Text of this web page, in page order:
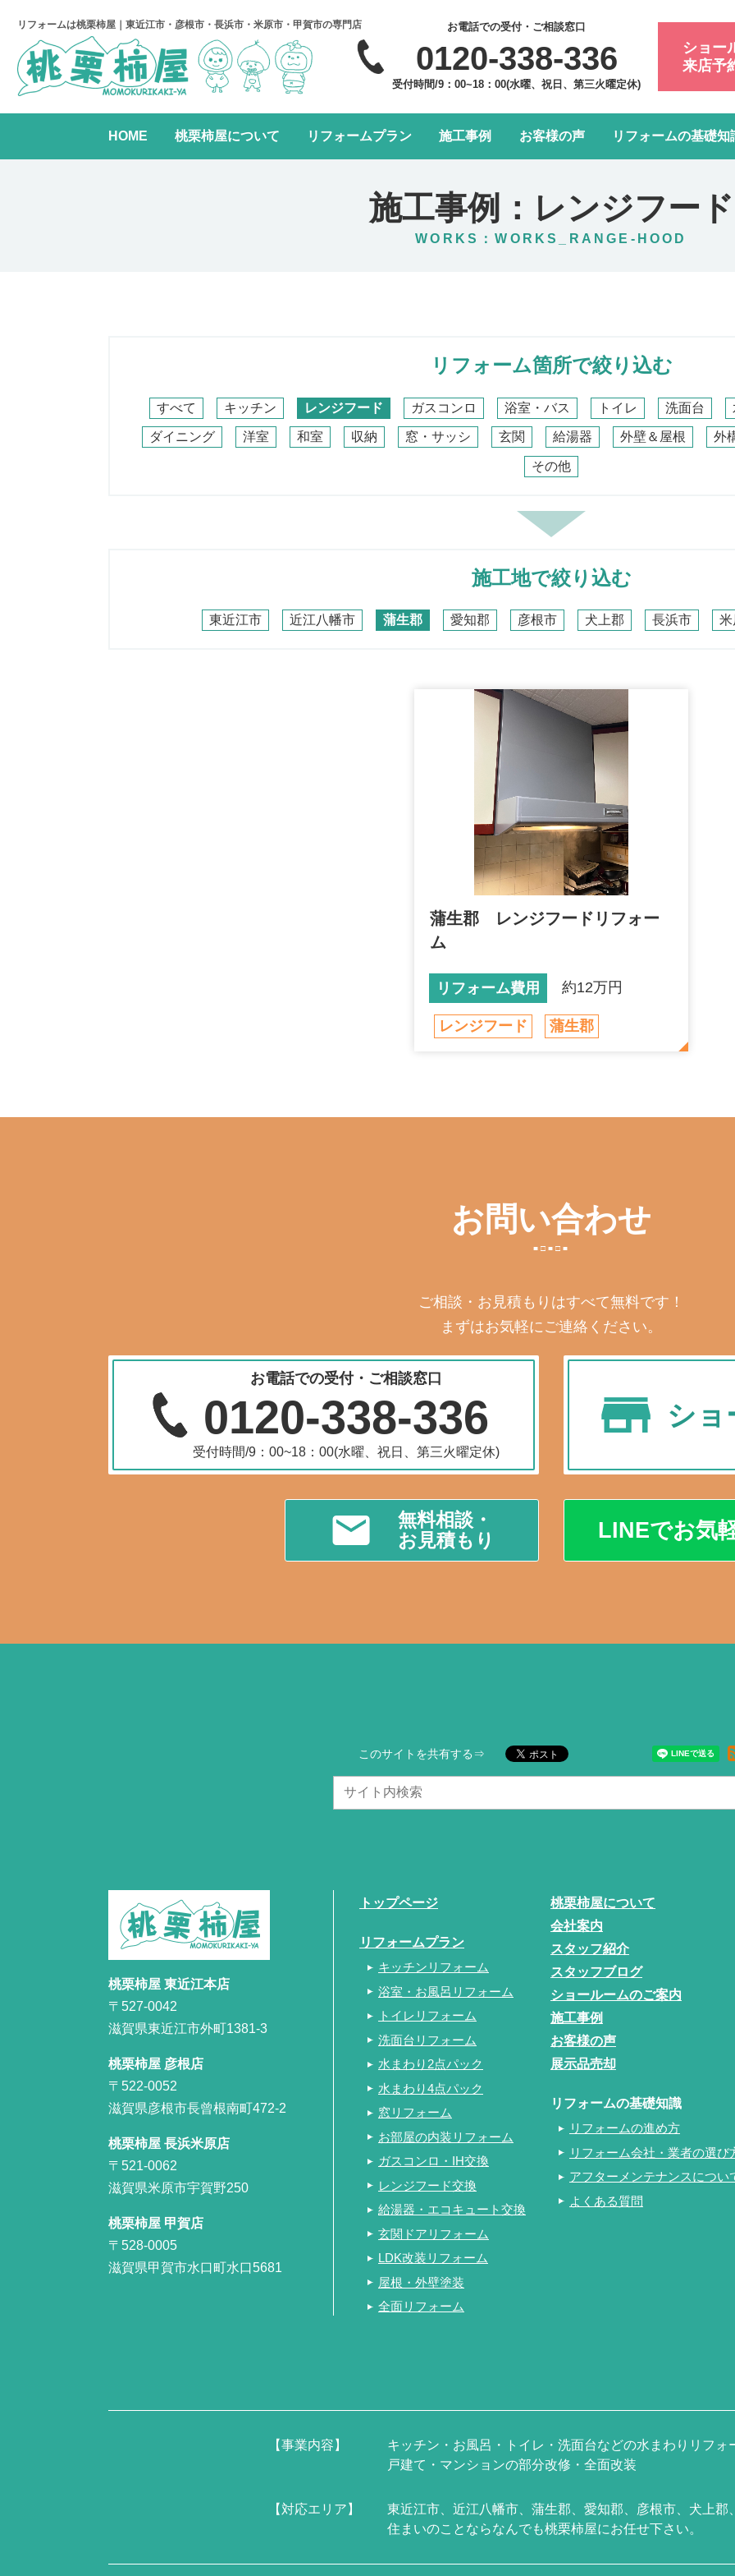
リフォームは桃栗柿屋｜東近江市・彦根市・長浜市・米原市・甲賀市の専門店 お電話での受付・ご相談窓口
0120-338-336
受付時間/9：00~18：00(水曜、祝日、第三火曜定休)
ショー
来店予
HOME 桃栗柿屋について リフォームプラン
水まわり4点パック LDK改装リフォーム
施工事例 お客様の声 リフォームの基礎知
施工事例：レンジフード
WORKS：WORKS_RANGE-HOOD
リフォーム箇所で絞り込む
すべて キッチン レンジフード ガスコンロ 浴室・バス トイレ 洗面台
ダイニング 洋室 和室 収納 窓・サッシ 玄関 給湯器 外壁＆屋根 外
その他
施工地で絞り込む
東近江市 近江八幡市 蒲生郡 愛知郡 彦根市 犬上郡 長浜市 米
蒲生郡 レンジフードリフォー
ム
リフォーム費用 約12万円
レンジフード 蒲生郡
お問い合わせ
ご相談・お見積もりはすべて無料です！
まずはお気軽にご連絡ください。
お電話での受付・ご相談窓口
0120-338-336
受付時間/9：00~18：00(水曜、祝日、第三火曜定休)
ショ
無料相談・
お見積もり
LINEでお気
このサイトを共有する
桃栗柿屋 東近江本店
〒527-0042
滋賀県東近江市外町1381-3
桃栗柿屋 彦根店
〒522-0052
滋賀県彦根市長曾根南町472-2
桃栗柿屋 長浜米原店
〒521-0062
滋賀県米原市宇賀野250
桃栗柿屋 甲賀店
〒528-0005
滋賀県甲賀市水口町水口5681
トップページ
リフォームプラン
キッチンリフォーム
浴室・お風呂リフォーム
トイレリフォーム
洗面台リフォーム
水まわり2点パック
水まわり4点パック
窓リフォーム
お部屋の内装リフォーム
ガスコンロ・IH交換
レンジフード交換
給湯器・エコキュート交換
玄関ドアリフォーム
LDK改装リフォーム
屋根・外壁塗装
全面リフォーム
桃栗柿屋について
会社案内
スタッフ紹介
スタッフブログ
ショールームのご案内
施工事例
お客様の声
展示品売却
リフォームの基礎知識
リフォームの進め方
リフォーム会社・業者の選び
アフターメンテナンスについ
よくある質問
【事業内容】
キッチン・お風呂・トイレ・洗面台などの水まわりリフォ
戸建て・マンションの部分改修・全面改装
【対応エリア】
東近江市、近江八幡市、蒲生郡、愛知郡、彦根市、犬上郡
住まいのことならなんでも桃栗柿屋にお任せ下さい。